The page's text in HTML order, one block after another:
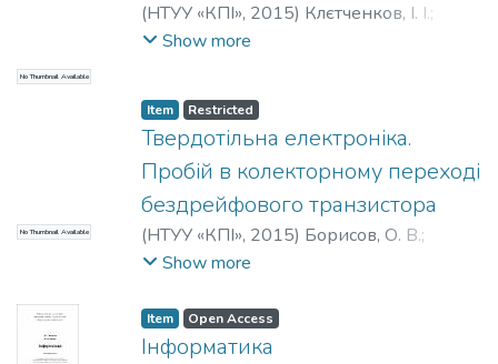
No Thumbnail Available
(НТУУ «КПІ», 2015) Клєтченков, І. І.;
Борисов, О. В.
Show more
No Thumbnail Available
Item Restricted
Твердотільна електроніка.
Пробій в колекторному переході
бездрейфового транзистора
(НТУУ «КПІ», 2015) Борисов, О. В.;
Королевич, Любомир Миколайович
Show more
Item Open Access
Інформатика